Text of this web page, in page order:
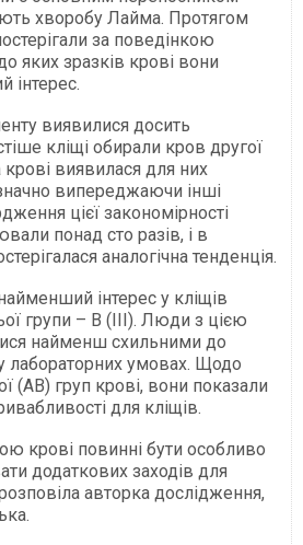
хворобу Лайма. Протягом
за поведінкою
яких зразків крові вони
інтерес.
виявилися досить
кліщі обирали кров другої
виявилася для них
випереджаючи інші
цієї закономірності
понад сто разів, і в
аналогічна тенденція.
інтерес у кліщів
групи – В (III). Люди з цією
найменш схильними до
лабораторних умовах. Щодо
(АВ) груп крові, вони показали
для кліщів.
крові повинні бути особливо
додаткових заходів для
авторка дослідження,